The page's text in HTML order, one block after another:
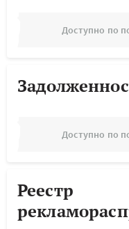
Доступно по
Доступно по
Реестр